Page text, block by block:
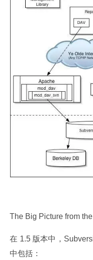
The Big Picture from the
在 1.5 版本中，
中包括：